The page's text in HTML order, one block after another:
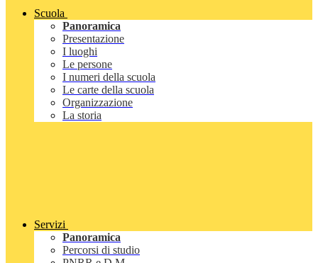
Scuola
Panoramica
Presentazione
I luoghi
Le persone
I numeri della scuola
Le carte della scuola
Organizzazione
La storia
Servizi
Panoramica
Percorsi di studio